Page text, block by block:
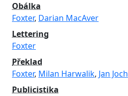
Obálka
Foxter, Darian MacAver
Lettering
Foxter
Překlad
Foxter, Milan Harwalik, Jan Joch
Publicistika